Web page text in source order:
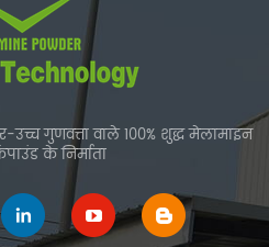
गुणवत्ता वाले 100% शुद्ध मेलामाइन
के निर्माता